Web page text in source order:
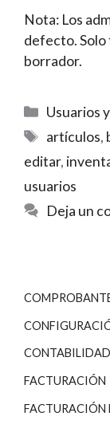
Nota: Los
defecto.
borrador.
Usuarios
Etiquetas
artículos,
editar,
usuarios
Deja un
CONTABILIDAD
FACTURACIÓN
FACTURACIÓN